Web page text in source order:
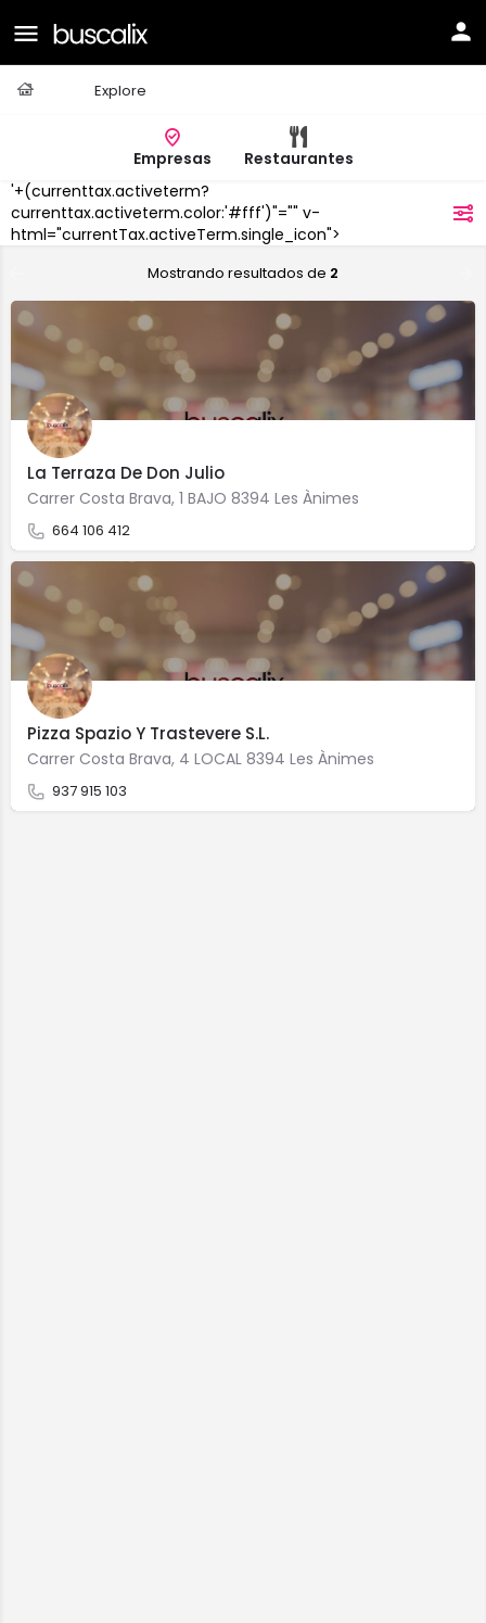
Explore
Empresas
Restaurantes
'+(currenttax.activeterm?
currenttax.activeterm.color:'#fff')"="" v-
html="currentTax.activeTerm.single_icon">
Ànimes
Mostrando resultados de 2
La Terraza De Don Julio
Carrer Costa Brava, 1 BAJO 8394 Les Ànimes
664 106 412
Pizza Spazio Y Trastevere S.L.
Carrer Costa Brava, 4 LOCAL 8394 Les Ànimes
937 915 103